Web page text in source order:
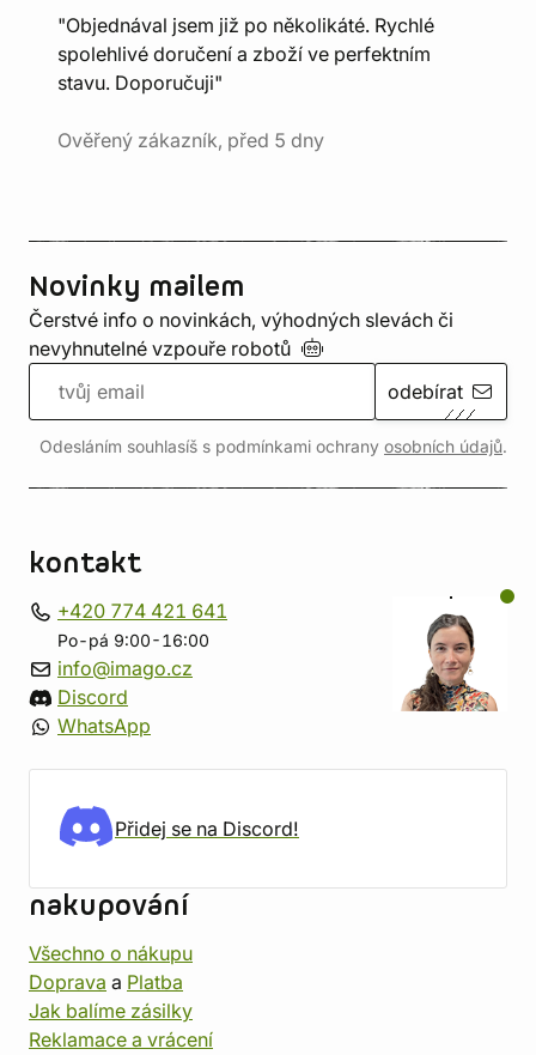
"Objednával jsem již po několikáté. Rychlé
spolehlivé doručení a zboží ve perfektním
stavu. Doporučuji"
Ověřený zákazník, před 5 dny
Novinky mailem
Čerstvé info o novinkách, výhodných slevách či
nevyhnutelné vzpouře robotů
odebírat
Odesláním souhlasíš s podmínkami ochrany osobních údajů.
kontakt
+420 774 421 641
Po-pá 9:00-16:00
info@imago.cz
Discord
WhatsApp
Přidej se na Discord!
nakupování
Všechno o nákupu
Doprava a Platba
Jak balíme zásilky
Reklamace a vrácení